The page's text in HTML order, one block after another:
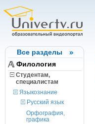
Все разделы
Филология
Студентам,
cпециалистам
Языкознание
Русский язык
Орфография,
графика